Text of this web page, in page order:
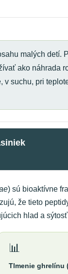
malých detí.
ako náhrada
suchu, pri
) sú bioaktívne
že tieto
hlad a
📊
Tlmenie ghrelínu